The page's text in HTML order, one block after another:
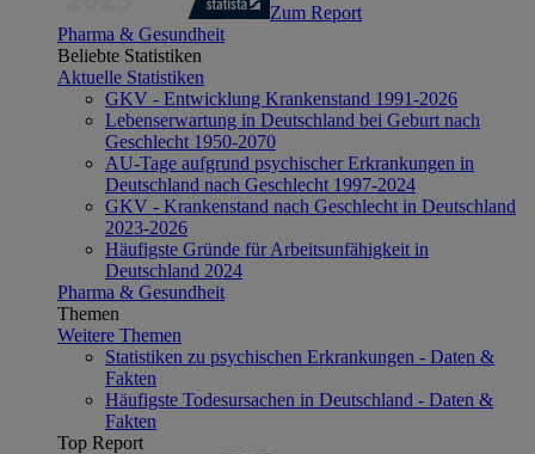
Zum Report
Pharma & Gesundheit
Beliebte Statistiken
Aktuelle Statistiken
GKV - Entwicklung Krankenstand 1991-2026
Lebenserwartung in Deutschland bei Geburt nach
Geschlecht 1950-2070
AU-Tage aufgrund psychischer Erkrankungen in
Deutschland nach Geschlecht 1997-2024
GKV - Krankenstand nach Geschlecht in Deutschland
2023-2026
Häufigste Gründe für Arbeitsunfähigkeit in
Deutschland 2024
Pharma & Gesundheit
Themen
Weitere Themen
Statistiken zu psychischen Erkrankungen - Daten &
Fakten
Häufigste Todesursachen in Deutschland - Daten &
Fakten
Top Report